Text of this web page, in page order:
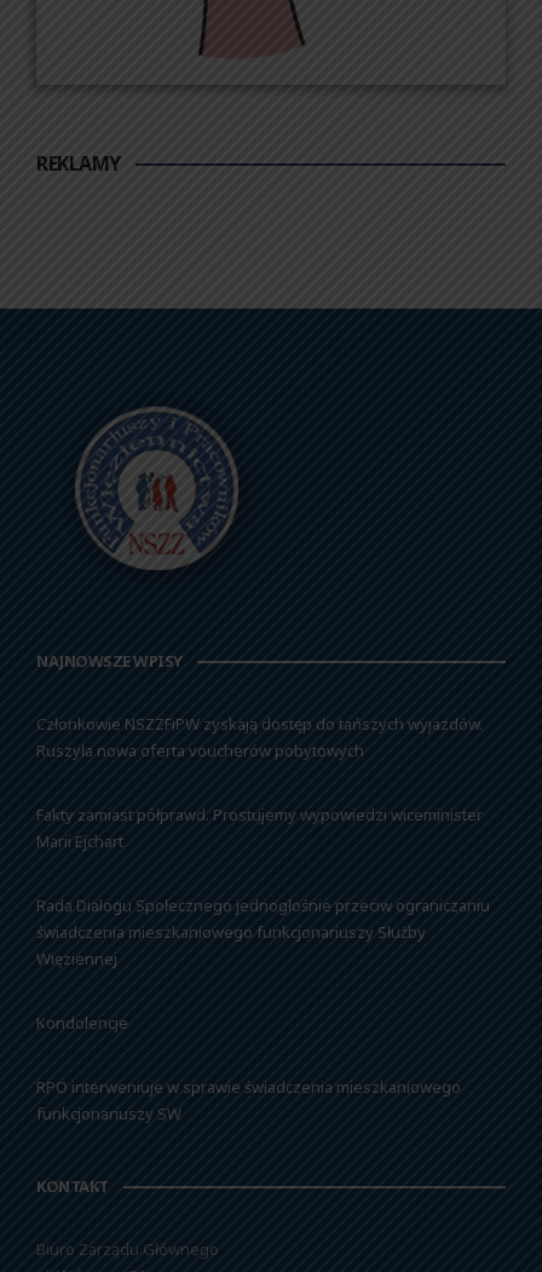
REKLAMY
NAJNOWSZE WPISY
Członkowie NSZZFiPW zyskają dostęp do tańszych wyjazdów.
Ruszyła nowa oferta voucherów pobytowych
Fakty zamiast półprawd. Prostujemy wypowiedzi wiceminister
Marii Ejchart
Rada Dialogu Społecznego jednogłośnie przeciw ograniczaniu
świadczenia mieszkaniowego funkcjonariuszy Służby
Więziennej
Kondolencje
RPO interweniuje w sprawie świadczenia mieszkaniowego
funkcjonariuszy SW
KONTAKT
Biuro Zarządu Głównego